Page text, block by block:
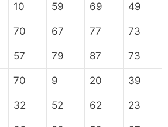
10 59 69 49
70 67 77 73
57 79 87 73
70 9 20 39
32 52 62 23